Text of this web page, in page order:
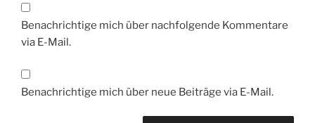
Benachrichtige mich über nachfolgende Kommentare
via E-Mail.
Benachrichtige mich über neue Beiträge via E-Mail.